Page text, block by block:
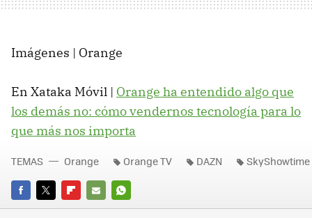
Imágenes | Orange
En Xataka Móvil | Orange ha entendido algo que
los demás no: cómo vendernos tecnología para lo
que más nos importa
FACEBOOK
TWITTERFLIPBOARD
E-
WHATSAPP
TEMAS Orange Orange TV DAZN SkyShowtime